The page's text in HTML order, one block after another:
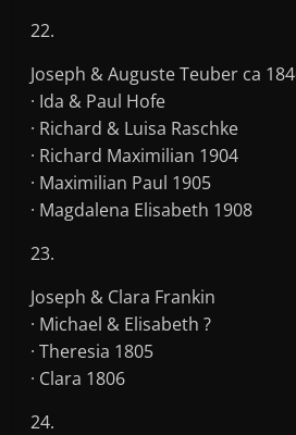
22.
Joseph & Auguste Teuber ca
· Ida & Paul Hofe
· Richard & Luisa Raschke
· Richard Maximilian 1904
· Maximilian Paul 1905
· Magdalena Elisabeth 1908
23.
Joseph & Clara Frankin
· Michael & Elisabeth ?
· Theresia 1805
· Clara 1806
24.